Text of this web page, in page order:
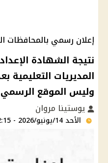
إعلان رسمي بالمحافظات
المديريات التعليمية
وليس الموقع الرسمي
يوستينا مروان
الأحد 14/يونيو/2026 - 02:15 م